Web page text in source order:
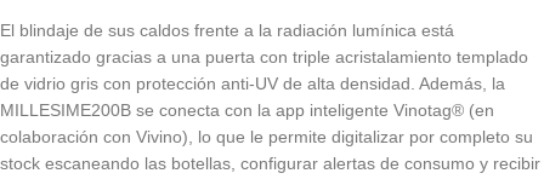
El blindaje de sus caldos frente a la radiación lumínica está
garantizado gracias a una puerta con triple acristalamiento templado
de vidrio gris con protección anti-UV de alta densidad. Además, la
MILLESIME200B se conecta con la app inteligente Vinotag® (en
colaboración con Vivino), lo que le permite digitalizar por completo su
stock escaneando las botellas, configurar alertas de consumo y recibir